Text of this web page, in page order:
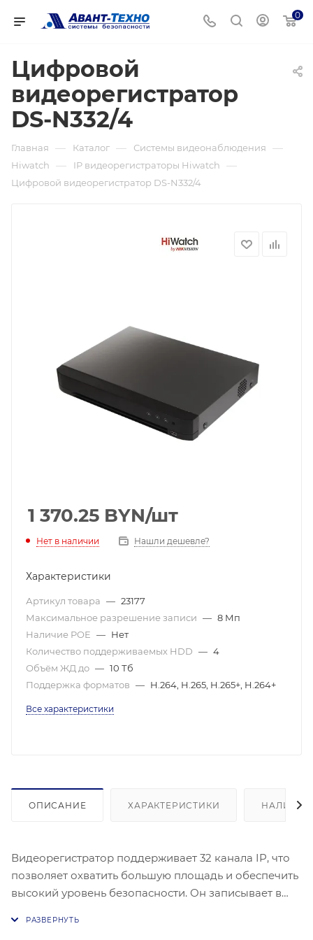
0
Цифровой
видеорегистратор
DS-N332/4
Главная — Каталог — Системы видеонаблюдения —
Hiwatch — IP видеорегистраторы Hiwatch —
Цифровой видеорегистратор DS-N332/4
1 370.25 BYN/шт
Нет в наличии Нашли дешевле?
Характеристики
Артикул товара — 23177
Максимальное разрешение записи — 8 Мп
Наличие POE — Нет
Количество поддерживаемых HDD — 4
Объём ЖД до — 10 Тб
Поддержка форматов — H.264, H.265, H.265+, H.264+
Все характеристики
ОПИСАНИЕ ХАРАКТЕРИСТИКИ НАЛИЧИЕ
Видеорегистратор поддерживает 32 канала IP, что
позволяет охватить большую площадь и обеспечить
высокий уровень безопасности. Он записывает в